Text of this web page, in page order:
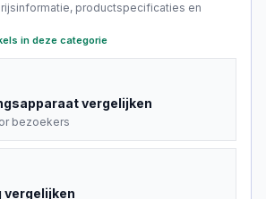
productspecificaties en
in deze categorie
vergelijken
bezoekers
vergelijken